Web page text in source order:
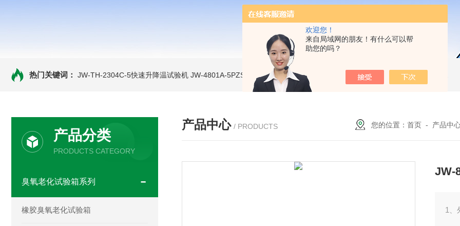
欢迎您！
来自局域网的朋友！有什么可以帮
助您的吗？
热门关键词： JW-TH-2304C-5快速升降温试验机 JW-4801A-5PZSH膨胀水壶全自动爆破试验台 JW-2204B-204低温试验箱
产品分类
PRODUCTS CATEGORY
臭氧老化试验箱系列
橡胶臭氧老化试验箱
产品中心 / PRODUCTS 您的位置：首页 - 产品中
JW-
1、